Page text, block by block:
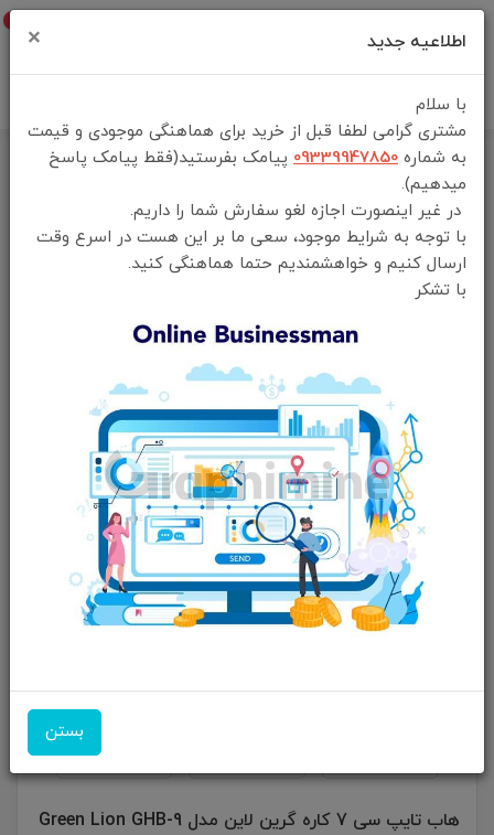
خانه
فهرست محصولات
هاب تایپ سی 7 کاره گرین لاین مدل Green Lion GHB-9
هاب تایپ سی 7 کاره گرین لاین مدل Green Lion GHB-9
اطلاعیه جدید ×
با سلام
مشتری گرامی لطفا قبل از خرید برای هماهنگی موجودی و قیمت
به شماره 09339947850 پیامک بفرستید(فقط پیامک پاسخ
میدهیم).
در غیر اینصورت اجازه لغو سفارش شما را داریم.
با توجه به شرایط موجود، سعی ما بر این هست در اسرع وقت
ارسال کنیم و خواهشمندیم حتما هماهنگی کنید.
با تشکر
بستن